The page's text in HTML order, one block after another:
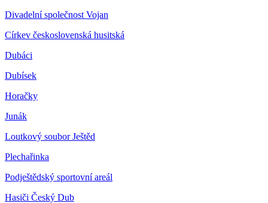
Divadelní společnost Vojan
Církev československá husitská
Dubáci
Dubísek
Horačky
Junák
Loutkový soubor Ještěd
Plechařinka
Podještědský sportovní areál
Hasiči Český Dub